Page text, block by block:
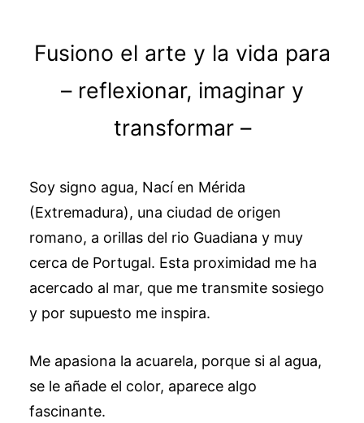
Fusiono el arte y la vida para
– reflexionar, imaginar y
transformar –
Soy signo agua, Nací en Mérida
(Extremadura), una ciudad de origen
romano, a orillas del rio Guadiana y muy
cerca de Portugal. Esta proximidad me ha
acercado al mar, que me transmite sosiego
y por supuesto me inspira.
Me apasiona la acuarela, porque si al agua,
se le añade el color, aparece algo
fascinante.